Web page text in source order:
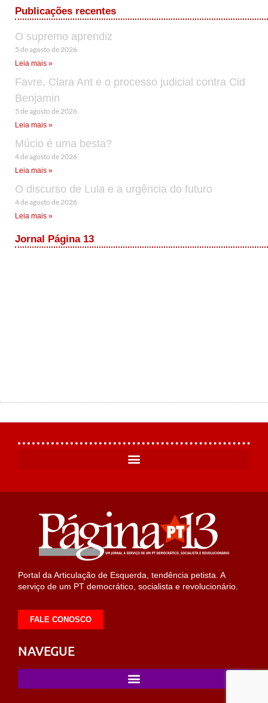
Publicações recentes
O supremo aprendiz
5 de agosto de 2026
Leia mais »
Favre, Clara Ant e o processo judicial contra Cid
Benjamin
5 de agosto de 2026
Leia mais »
Múcio é uma besta?
4 de agosto de 2026
Leia mais »
O discurso de Lula e a urgência do futuro
4 de agosto de 2026
Leia mais »
Jornal Página 13
Portal da Articulação de Esquerda, tendência petista. A
serviço de um PT democrático, socialista e revolucionário.
FALE CONOSCO
NAVEGUE